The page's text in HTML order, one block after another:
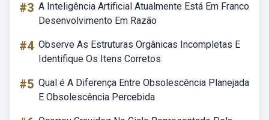
#3 A Inteligência Artificial Atualmente Está Em Franco
Desenvolvimento Em Razão
#4 Observe As Estruturas Orgânicas Incompletas E
Identifique Os Itens Corretos
#5 Qual é A Diferença Entre Obsolescência Planejada
E Obsolescência Percebida